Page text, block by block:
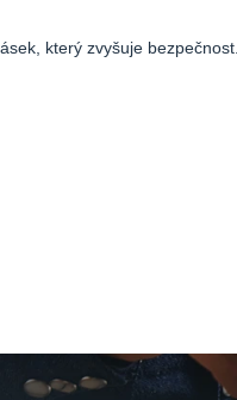
který zvyšuje bezpečnost.